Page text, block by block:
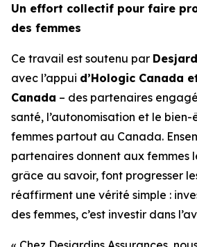
Un effort collectif pour faire
des femmes
Ce travail est soutenu par
avec l’appui d’Hologic Canada
Canada – des partenaires
santé, l’autonomisation et le
femmes partout au Canada.
partenaires donnent aux femmes
grâce au savoir, font progresser
réaffirment une vérité simple :
des femmes, c’est investir dans